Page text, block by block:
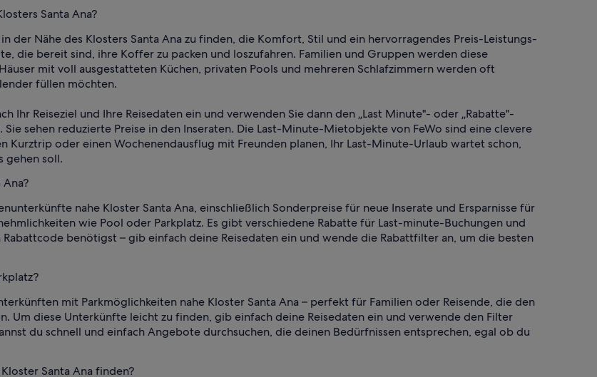
Santa Ana?
der Nähe des Klosters Santa Ana zu finden, die Komfort, Stil und ein hervorragendes Preis-Leistungs-
die bereit sind, ihre Koffer zu packen und loszufahren. Familien und Gruppen werden diese
mit voll ausgestatteten Küchen, privaten Pools und mehreren Schlafzimmern werden oft
füllen möchten.
Ihr Reiseziel und Ihre Reisedaten ein und verwenden Sie dann den „Last Minute"- oder „Rabatte"-
sehen reduzierte Preise in den Inseraten. Die Last-Minute-Mietobjekte von FeWo sind eine clevere
Kurztrip oder einen Wochenendausflug mit Freunden planen, Ihr Last-Minute-Urlaub wartet schon,
gehen soll.
nahe Kloster Santa Ana, einschließlich Sonderpreise für neue Inserate und Ersparnisse für
wie Pool oder Parkplatz. Es gibt verschiedene Rabatte für Last-minute-Buchungen und
Rabattcode benötigst – gib einfach deine Reisedaten ein und wende die Rabattfilter an, um die besten
mit Parkmöglichkeiten nahe Kloster Santa Ana – perfekt für Familien oder Reisende, die den
Um diese Unterkünfte leicht zu finden, gib einfach deine Reisedaten ein und verwende den Filter
du schnell und einfach Angebote durchsuchen, die deinen Bedürfnissen entsprechen, egal ob du
Santa Ana finden?